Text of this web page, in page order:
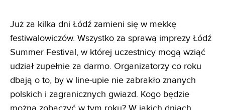
Już za kilka dni Łódź zamieni się w mekkę
festiwalowiczów. Wszystko za sprawą imprezy Łódź
Summer Festival, w której uczestnicy mogą wziąć
udział zupełnie za darmo. Organizatorzy co roku
dbają o to, by w line-upie nie zabrakło znanych
polskich i zagranicznych gwiazd. Kogo będzie